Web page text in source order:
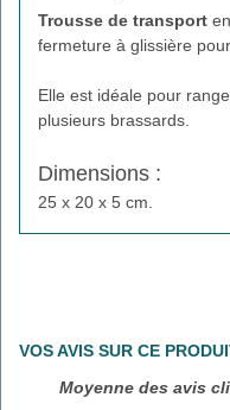
Trousse de transport
fermeture à glissière
Elle est idéale pour
plusieurs brassards.
Dimensions :
25 x 20 x 5 cm.
VOS AVIS SUR CE
Moyenne des avis